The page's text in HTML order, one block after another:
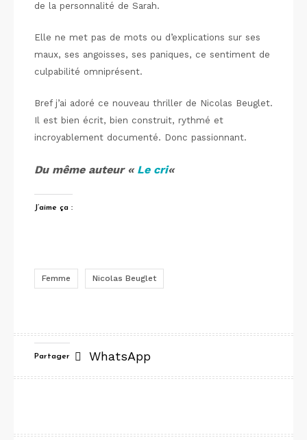
de la personnalité de Sarah.
Elle ne met pas de mots ou d’explications sur ses
maux, ses angoisses, ses paniques, ce sentiment de
culpabilité omniprésent.
Bref j’ai adoré ce nouveau thriller de Nicolas Beuglet.
Il est bien écrit, bien construit, rythmé et
incroyablement documenté. Donc passionnant.
Du même auteur « Le cri«
J’aime ça :
Femme Nicolas Beuglet
Partager WhatsApp